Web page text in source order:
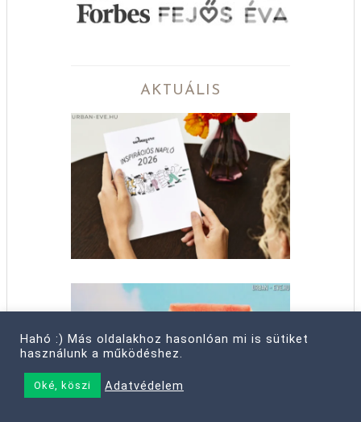
AKTUÁLIS
Hahó :) Más oldalakhoz hasonlóan mi is sütiket
használunk a működéshez.
Oké, köszi Adatvédelem